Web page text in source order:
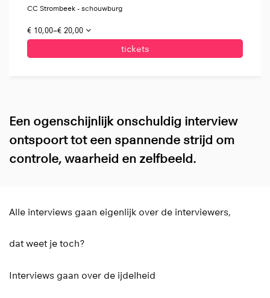
CC Strombeek - schouwburg
€ 10,00–€ 20,00
tickets
Een ogenschijnlijk onschuldig interview
ontspoort tot een spannende strijd om
controle, waarheid en zelfbeeld.
Alle interviews gaan eigenlijk over de interviewers,
dat weet je toch?
Interviews gaan over de ijdelheid